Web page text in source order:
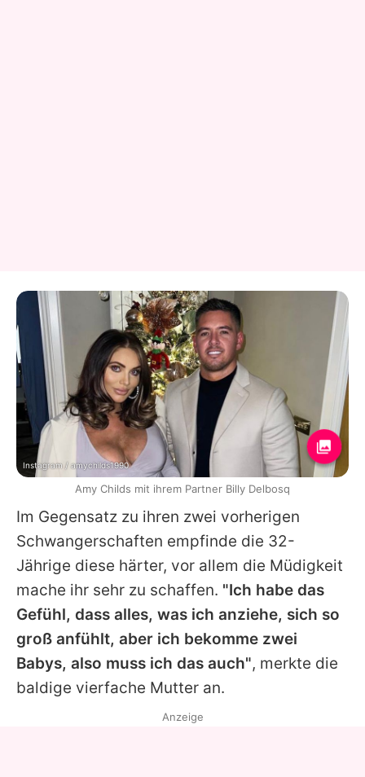
Im Gegensatz zu ihren zwei vorherigen
Schwangerschaften empfinde die 32-
Jährige diese härter, vor allem die Müdigkeit
mache ihr sehr zu schaffen. "Ich habe das
Gefühl, dass alles, was ich anziehe, sich so
groß anfühlt, aber ich bekomme zwei
Babys, also muss ich das auch", merkte die
baldige vierfache Mutter an.
Instagram / amychilds1990
Amy Childs mit ihrem Partner Billy Delbosq
Anzeige